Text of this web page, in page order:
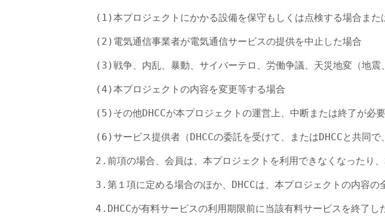
(1)本プロジェクトにかかる設備を保守もしくは点検する場合また
(2)電気通信事業者が電気通信サービスの提供を中止した場合
(3)戦争、内乱、暴動、サイバーテロ、労働争議、天災地変（地
(4)本プロジェクトの内容を変更等する場合
(5)その他DHCCが本プロジェクトの運営上、中断または終了が必
(6)サービス提供者（DHCCの委託を受けて、またはDHCCと共同
2.前項の場合、会員は、本プロジェクトを利用できなくなったり
3.第１項に定める場合のほか、DHCCは、本プロジェクトの内容
4.DHCCが有料サービスの利用期限前に当該有料サービスを終了